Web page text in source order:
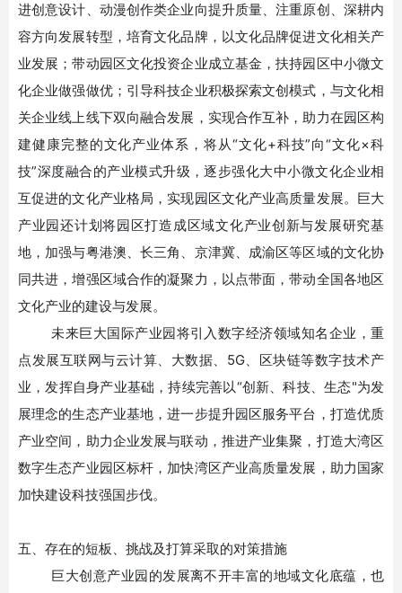
进创意设计、动漫创作类企业向提升质量、注重原创、深耕内
容方向发展转型，培育文化品牌，以文化品牌促进文化相关产
业发展；带动园区文化投资企业成立基金，扶持园区中小微文
化企业做强做优；引导科技企业积极探索文创模式，与文化相
关企业线上线下双向融合发展，实现合作互补，助力在园区构
建健康完整的文化产业体系，将从“文化+科技”向“文化×科
技”深度融合的产业模式升级，逐步强化大中小微文化企业相
互促进的文化产业格局，实现园区文化产业高质量发展。巨大
产业园还计划将园区打造成区域文化产业创新与发展研究基
地，加强与粤港澳、长三角、京津冀、成渝区等区域的文化协
同共进，增强区域合作的凝聚力，以点带面，带动全国各地区
文化产业的建设与发展。
未来巨大国际产业园将引入数字经济领域知名企业，重
点发展互联网与云计算、大数据、 5G、区块链等数字技术产
业，发挥自身产业基础，持续完善以“创新、科技、生态"为发
展理念的生态产业基地，进一步提升园区服务平台，打造优质
产业空间，助力企业发展与联动，推进产业集聚，打造大湾区
数字生态产业园区标杆，加快湾区产业高质量发展，助力国家
加快建设科技强国步伐。
五、存在的短板、挑战及打算采取的对策措施
巨大创意产业园的发展离不开丰富的地域文化底蕴，也